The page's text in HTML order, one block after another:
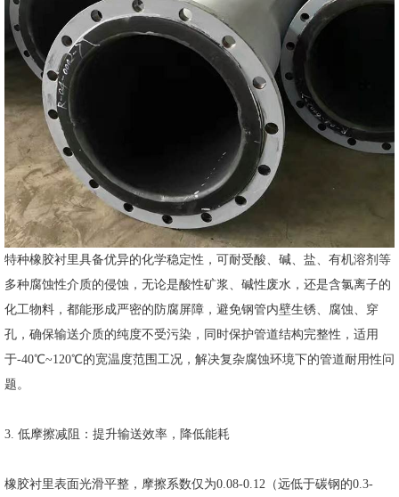
特种橡胶衬里具备优异的化学稳定性，可耐受酸、碱、盐、有机溶剂等
多种腐蚀性介质的侵蚀，无论是酸性矿浆、碱性废水，还是含氯离子的
化工物料，都能形成严密的防腐屏障，避免钢管内壁生锈、腐蚀、穿
孔，确保输送介质的纯度不受污染，同时保护管道结构完整性，适用
于-40℃~120℃的宽温度范围工况，解决复杂腐蚀环境下的管道耐用性问
题。
3. 低摩擦减阻：提升输送效率，降低能耗
橡胶衬里表面光滑平整，摩擦系数仅为0.08-0.12（远低于碳钢的0.3-